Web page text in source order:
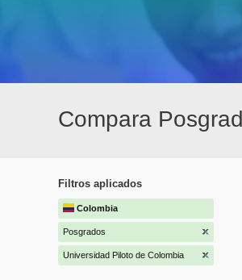
Compara
Filtros aplicados
Colombia
Posgrados
Universidad Piloto de Colombia